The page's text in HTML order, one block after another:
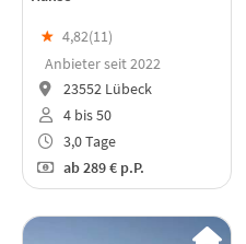
★ 4,82(11)
Anbieter seit 2022
23552 Lübeck
4 bis 50
3,0 Tage
ab289 € p.P.